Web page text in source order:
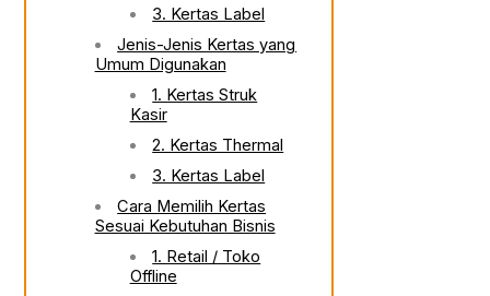
3. Kertas Label
Jenis-Jenis Kertas yang
Umum Digunakan
1. Kertas Struk
Kasir
2. Kertas Thermal
3. Kertas Label
Cara Memilih Kertas
Sesuai Kebutuhan Bisnis
1. Retail / Toko
Offline